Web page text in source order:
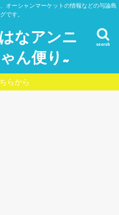
オーシャンマーケットの情報などの与論島
です。
なアンニ
ん便り~
search
らから